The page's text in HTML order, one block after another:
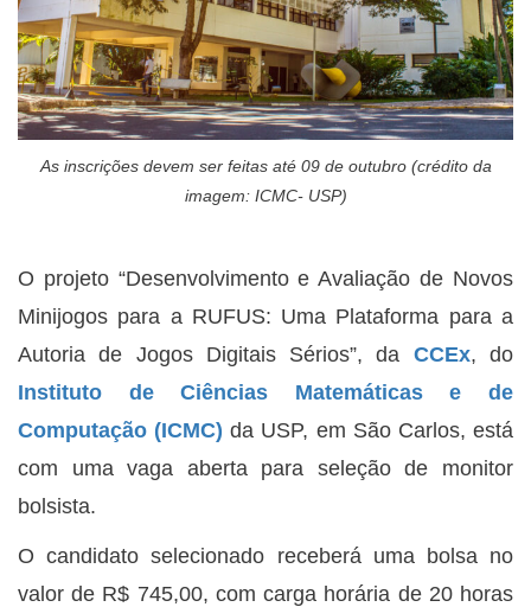
As inscrições devem ser feitas até 09 de outubro (crédito da
imagem: ICMC- USP)
O projeto “Desenvolvimento e Avaliação de Novos
Minijogos para a RUFUS: Uma Plataforma para a
Autoria de Jogos Digitais Sérios”, da CCEx, do
Instituto de Ciências Matemáticas e de
Computação (ICMC) da USP, em São Carlos, está
com uma vaga aberta para seleção de monitor
bolsista.
O candidato selecionado receberá uma bolsa no
valor de R$ 745,00, com carga horária de 20 horas